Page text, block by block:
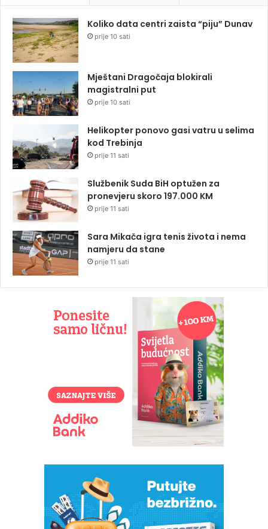
Koliko data centri zaista “piju” Dunav
prije 10 sati
Mještani Dragočaja blokirali
magistralni put
prije 10 sati
Helikopter ponovo gasi vatru u selima
kod Trebinja
prije 11 sati
Službenik Suda BiH optužen za
pronevjeru skoro 197.000 KM
prije 11 sati
Sara Mikača igra tenis života i nema
namjeru da stane
prije 11 sati